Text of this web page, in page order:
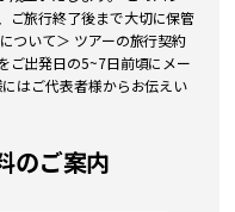
ご旅行終了後まで大切に保管
ついて＞ ツアーの旅行契約
ご出発日の5~7日前頃にメー
はご代表者様からお伝えい
のご案内